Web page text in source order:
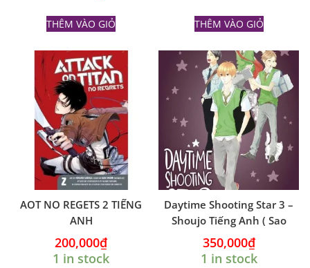
THÊM VÀO GIỎ THÊM VÀO GIỎ
AOT NO REGETS 2 TIẾNG
ANH
200,000₫
1 in stock
Daytime Shooting Star 3 –
Shoujo Tiếng Anh ( Sao
băng ban ngày )
350,000₫
1 in stock